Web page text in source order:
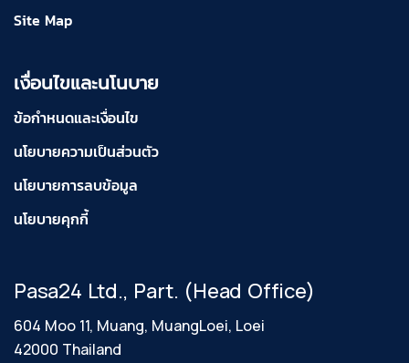
Site Map
เงื่อนไขและนโนบาย
ข้อกำหนดและเงื่อนไข
นโยบายความเป็นส่วนตัว
นโยบายการลบข้อมูล
นโยบายคุกกี้
Pasa24 Ltd., Part. (Head Office)
604 Moo 11, Muang, MuangLoei, Loei
42000 Thailand